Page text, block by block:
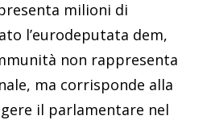
milioni di
l’eurodeputata dem,
non rappresenta
ma corrisponde alla
il parlamentare nel